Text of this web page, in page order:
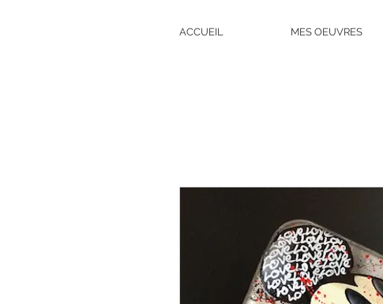
ACCUEIL MES OEUVRES